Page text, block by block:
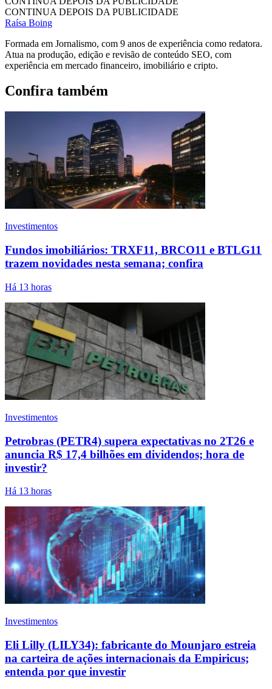
CONTINUA DEPOIS DA PUBLICIDADE
Raísa Boing
Formada em Jornalismo, com 9 anos de experiência como redatora.
Atua na produção, edição e revisão de conteúdo SEO, com
experiência em mercado financeiro, imobiliário e cripto.
Confira também
Investimentos
Fundos imobiliários: TRXF11, BRCO11 e BTLG11
trazem novidades nesta semana; confira
Há 13 horas
Investimentos
Petrobras (PETR4) supera expectativas no 2T26 e
anuncia R$ 17,4 bilhões em dividendos; hora de
investir?
Há 13 horas
Investimentos
Eli Lilly (LILY34): fabricante do Mounjaro estreia
na carteira de ações internacionais da Empiricus;
entenda por que investir